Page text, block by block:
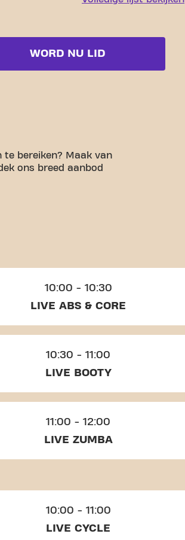
WORD NU LID
te bereiken? Maak van
ons breed aanbod
10:00 - 10:30
LIVE ABS & CORE
10:30 - 11:00
LIVE BOOTY
11:00 - 12:00
LIVE ZUMBA
10:00 - 11:00
LIVE CYCLE